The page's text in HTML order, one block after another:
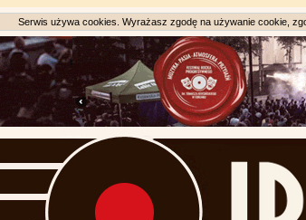
Serwis używa cookies. Wyrażasz zgodę na używanie cookie,